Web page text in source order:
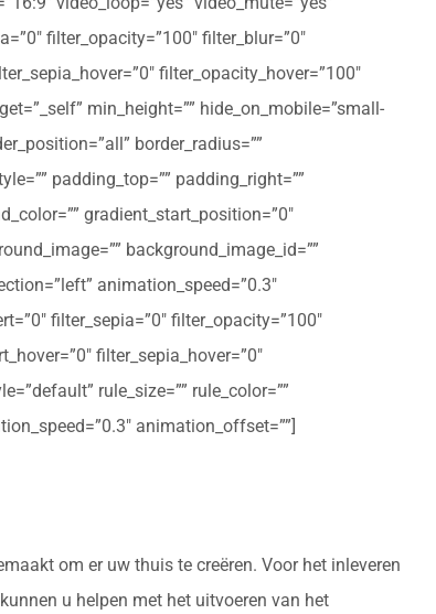
filter_opacity=”100″ filter_blur=”0″
filter_opacity_hover=”100″
min_height=”” hide_on_mobile=”small-
border_radius=””
padding_top=”” padding_right=””
gradient_start_position=”0″
background_image_id=””
animation_speed=”0.3″
filter_sepia=”0″ filter_opacity=”100″
filter_sepia_hover=”0″
rule_size=”” rule_color=””
animation_offset=””]
om er uw thuis te creëren. Voor het inleveren
u helpen met het uitvoeren van het